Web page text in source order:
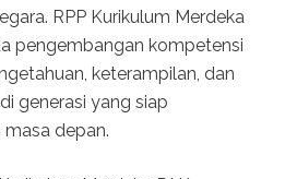
RPP Kurikulum Merdeka
pengembangan kompetensi
keterampilan, dan
generasi yang siap
depan.